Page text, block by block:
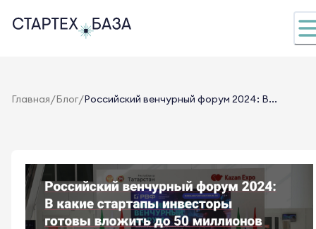
Главная/Блог/Российский венчурный форум 2024: В...